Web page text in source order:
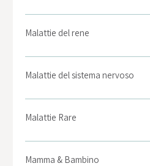
Malattie del rene
Malattie del sistema nervoso
Malattie Rare
Mamma & Bambino